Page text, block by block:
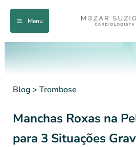
Menu
Blog> Trombose
Manchas Roxas na
para 3 Situações